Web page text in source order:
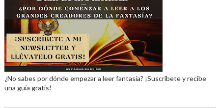
¿No sabes por dónde empezar a leer fantasía? ¡Suscríbete y recibe
una guía gratis!